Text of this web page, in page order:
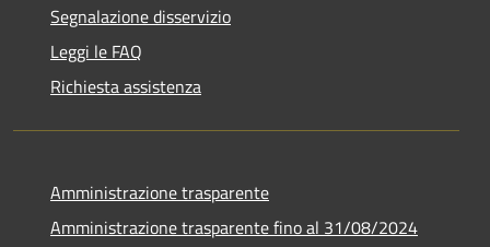
Segnalazione disservizio
Leggi le FAQ
Richiesta assistenza
Amministrazione trasparente
Amministrazione trasparente fino al 31/08/2024